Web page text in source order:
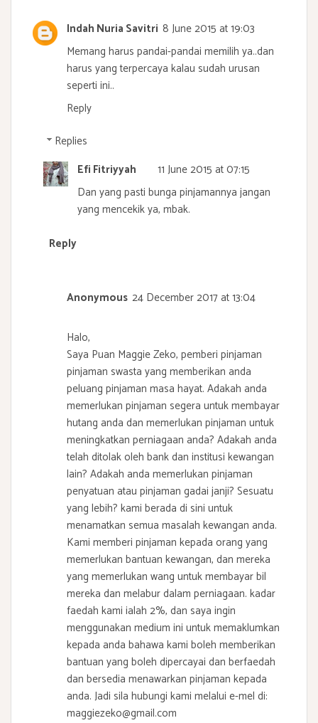
Indah Nuria Savitri 8 June 2015 at 19:03
Memang harus pandai-pandai memilih ya..dan
harus yang terpercaya kalau sudah urusan
seperti ini..
Reply
Replies
Efi Fitriyyah
11 June 2015 at 07:15
Dan yang pasti bunga pinjamannya jangan
yang mencekik ya, mbak.
Reply
Anonymous 24 December 2017 at 13:04
Halo,
Saya Puan Maggie Zeko, pemberi pinjaman
pinjaman swasta yang memberikan anda
peluang pinjaman masa hayat. Adakah anda
memerlukan pinjaman segera untuk membayar
hutang anda dan memerlukan pinjaman untuk
meningkatkan perniagaan anda? Adakah anda
telah ditolak oleh bank dan institusi kewangan
lain? Adakah anda memerlukan pinjaman
penyatuan atau pinjaman gadai janji? Sesuatu
yang lebih? kami berada di sini untuk
menamatkan semua masalah kewangan anda.
Kami memberi pinjaman kepada orang yang
memerlukan bantuan kewangan, dan mereka
yang memerlukan wang untuk membayar bil
mereka dan melabur dalam perniagaan. kadar
faedah kami ialah 2%, dan saya ingin
menggunakan medium ini untuk memaklumkan
kepada anda bahawa kami boleh memberikan
bantuan yang boleh dipercayai dan berfaedah
dan bersedia menawarkan pinjaman kepada
anda. Jadi sila hubungi kami melalui e-mel di:
maggiezeko@gmail.com